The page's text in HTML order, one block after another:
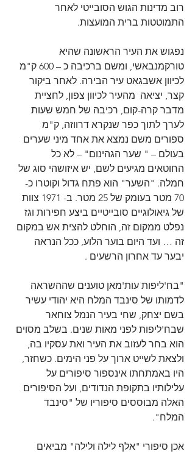
רוב מדינות הגוש הסובייטי לאחר
התמוטטות ברית המועצות.
נפגוש את העיר הראשונה שהיא
טורקמנבאשי, ומשם ברכיבה כ – 600 ק"מ
לכיוון אשבגאט עיר הבירה. לאחר ביקור
קצר, יציאה  מהעיר לכיוון צפון, לחציית
מדבר קרה-קום, רכיבה של חמש שעות
לערך לתוך כפר שנקרא דרווזה, ק"מ
ספורים משם נמצא את אחד מיני שערים
בעולם – " שער הגהינום" – לא כל
החוטאים מגיעים לשם, יש איזושהי סוג של
חמלה. "השער" הוא פתח גדול וקוטרו כ-
70 מטר בעומק של 25 מטר. ב- 1971 צוות
של גיאולוגיים סובייטיים ביצע חפירות וגז
נפלט ממקום זה, הוחלט להצית אש במקום
זה … ועד היום בוער הלוע, ככל הנראה
יבער עד אחרון הרשעים .
"בח'ליפות עות'מאן טוענים שההשראה
לדמותו של סינבד המלח היא יהודי עשיר
בשם יצחק, שחי בעיר הנמל צוחאר
שבח'ליפות לפני מאות שנים. בשלב מסוים
הוא בחר לעזוב את העיר ואת עסקיו בה,
ולצאת לשייט ארוך על פני הימים. כשחזר,
היו באמתחתו אינספור סיפורים על
עלילותיו בתקופת הנדודים, ועל הסיפורים
האלה מבוססים סיפוריו של "סינבד
המלח".
אכן סיפורי "אלף לילה ולילה" מביאים